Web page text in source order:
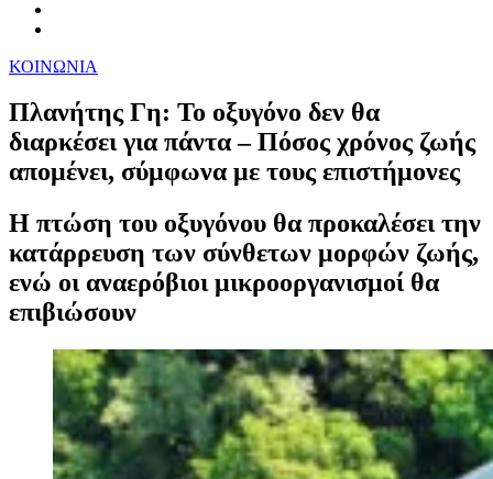
ΚΟΙΝΩΝΙΑ
Πλανήτης Γη: Το οξυγόνο δεν θα
διαρκέσει για πάντα – Πόσος χρόνος ζωής
απομένει, σύμφωνα με τους επιστήμονες
Η πτώση του οξυγόνου θα προκαλέσει την
κατάρρευση των σύνθετων μορφών ζωής,
ενώ οι αναερόβιοι μικροοργανισμοί θα
επιβιώσουν